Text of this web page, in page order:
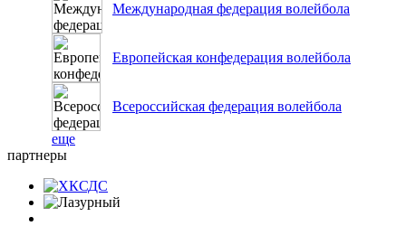
Международная федерация волейбола
Европейская конфедерация волейбола
Всероссийская федерация волейбола
еще
партнеры